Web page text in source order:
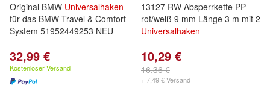
Original BMW Universalhaken
für das BMW Travel & Comfort-
System 51952449253 NEU
32,99 €
Kostenloser Versand
13127 RW Absperrkette PP
rot/weiß 9 mm Länge 3 m mit 2
Universalhaken
10,29 €
16,36 €
+ 7,49 € Versand